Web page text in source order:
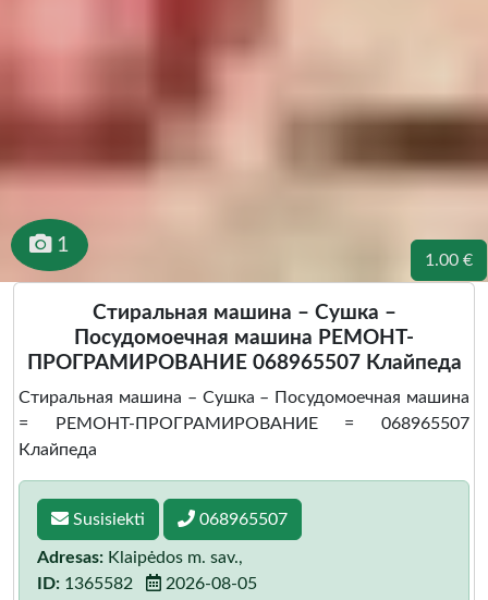
1.00 €
1
Стиральная машина – Сушка –
Посудомоечная машина РЕМОНТ-
ПРОГРАМИРОВАНИЕ 068965507 Клайпеда
Стиральная машина – Сушка – Посудомоечная машина
= РЕМОНТ-ПРОГРАМИРОВАНИЕ = 068965507
Клайпеда
Susisiekti 068965507
Adresas: Klaipėdos m. sav.,
ID: 1365582 2026-08-05